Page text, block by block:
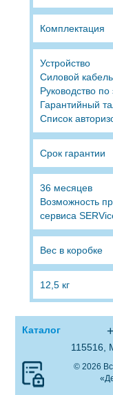
Комплектация
Устройство
Силовой кабель
Руководство по
Гарантийный
Список
Срок гарантии
36 месяцев
Возможность
сервиса
Вес в коробке
12,5 кг
Каталог
115516,
© 2026